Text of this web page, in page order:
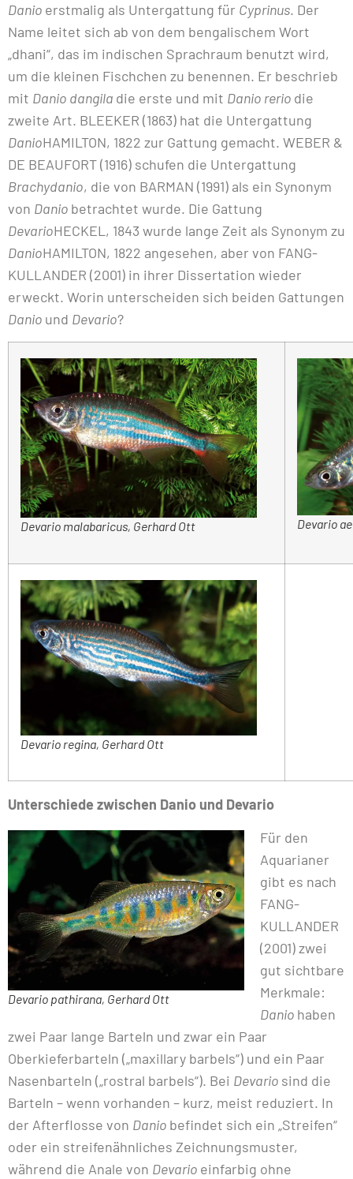
Danio erstmalig als Untergattung für Cyprinus. Der
Name leitet sich ab von dem bengalischem Wort
„dhani“, das im indischen Sprachraum benutzt wird,
um die kleinen Fischchen zu benennen. Er beschrieb
mit Danio dangila die erste und mit Danio rerio die
zweite Art. BLEEKER (1863) hat die Untergattung
DanioHAMILTON, 1822 zur Gattung gemacht. WEBER &
DE BEAUFORT (1916) schufen die Untergattung
Brachydanio, die von BARMAN (1991) als ein Synonym
von Danio betrachtet wurde. Die Gattung
DevarioHECKEL, 1843 wurde lange Zeit als Synonym zu
DanioHAMILTON, 1822 angesehen, aber von FANG-
KULLANDER (2001) in ihrer Dissertation wieder
erweckt. Worin unterscheiden sich beiden Gattungen
Danio und Devario?
Devario malabaricus, Gerhard Ott Devario
Devario regina, Gerhard Ott
Unterschiede zwischen Danio und Devario
Devario pathirana, Gerhard Ott
Für den
Aquarianer
gibt es nach
FANG-
KULLANDER
(2001) zwei
gut sichtbare
Merkmale:
Danio haben
zwei Paar lange Barteln und zwar ein Paar
Oberkieferbarteln („maxillary barbels“) und ein Paar
Nasenbarteln („rostral barbels“). Bei Devario sind die
Barteln – wenn vorhanden – kurz, meist reduziert. In
der Afterflosse von Danio befindet sich ein „Streifen“
oder ein streifenähnliches Zeichnungsmuster,
während die Anale von Devario einfarbig ohne